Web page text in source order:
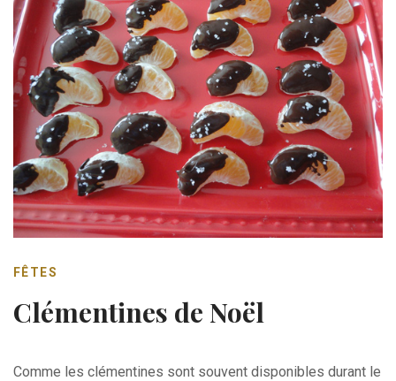
FÊTES
Clémentines de Noël
Comme les clémentines sont souvent disponibles durant le